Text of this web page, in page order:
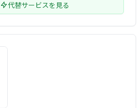
代替サービスを見る